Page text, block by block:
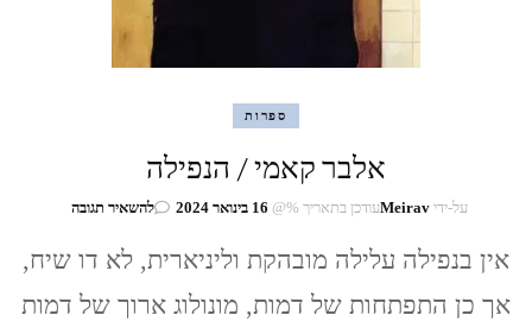
ספרות
אלבר קאמי / הנפילה
על-ידי Meiravעודכן בתאריך %@ 16 בינואר 2024 להשאיר תגובהבנושא
קאמי
הנפילה
אין בנפילה עלילה מובהקת וליניארית, לא דו שיח,
אך כן התפתחות של דמות, מונולוג ארוך של דמות